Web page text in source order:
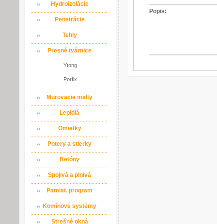
Hydroizolácie
Penetrácie
Tehly
Presné tvárnice
Ytong
Porfix
Murovacie malty
Lepidlá
Omietky
Potery a stierky
Betóny
Spojivá a plnivá
Pamiat. program
Komínové systémy
Strešné okná
Popis: